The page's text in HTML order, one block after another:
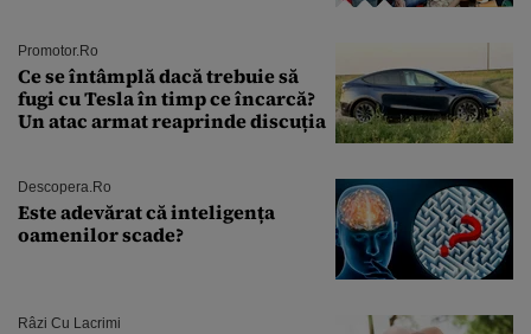
Promotor.ro
Ce se întâmplă dacă trebuie să
fugi cu Tesla în timp ce încarcă?
Un atac armat reaprinde discuția
Descopera.ro
Este adevărat că inteligența
oamenilor scade?
Râzi Cu Lacrimi